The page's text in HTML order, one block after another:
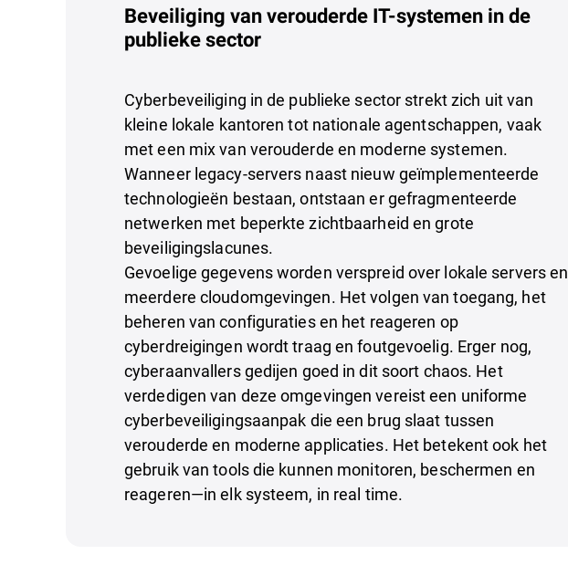
Beveiliging van verouderde IT-systemen in de
publieke sector
Cyberbeveiliging in de publieke sector strekt zich uit van
kleine lokale kantoren tot nationale agentschappen, vaak
met een mix van verouderde en moderne systemen.
Wanneer legacy-servers naast nieuw geïmplementeerde
technologieën bestaan, ontstaan er gefragmenteerde
netwerken met beperkte zichtbaarheid en grote
beveiligingslacunes.
Gevoelige gegevens worden verspreid over lokale servers en
meerdere cloudomgevingen. Het volgen van toegang, het
beheren van configuraties en het reageren op
cyberdreigingen wordt traag en foutgevoelig. Erger nog,
cyberaanvallers gedijen goed in dit soort chaos. Het
verdedigen van deze omgevingen vereist een uniforme
cyberbeveiligingsaanpak die een brug slaat tussen
verouderde en moderne applicaties. Het betekent ook het
gebruik van tools die kunnen monitoren, beschermen en
reageren—in elk systeem, in real time.